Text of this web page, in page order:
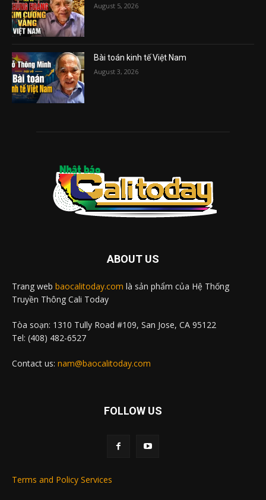
August 5, 2026
Bài toán kinh tế Việt Nam
August 3, 2026
ABOUT US
Trang web baocalitoday.com là sản phẩm của Hệ Thống
Truyền Thông Cali Today
Tòa soạn: 1310 Tully Road #109, San Jose, CA 95122
Tel: (408) 482-6527
Contact us: nam@baocalitoday.com
FOLLOW US
Terms and Policy Services